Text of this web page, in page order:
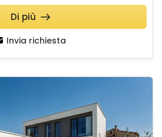
Invia richiesta
Di più